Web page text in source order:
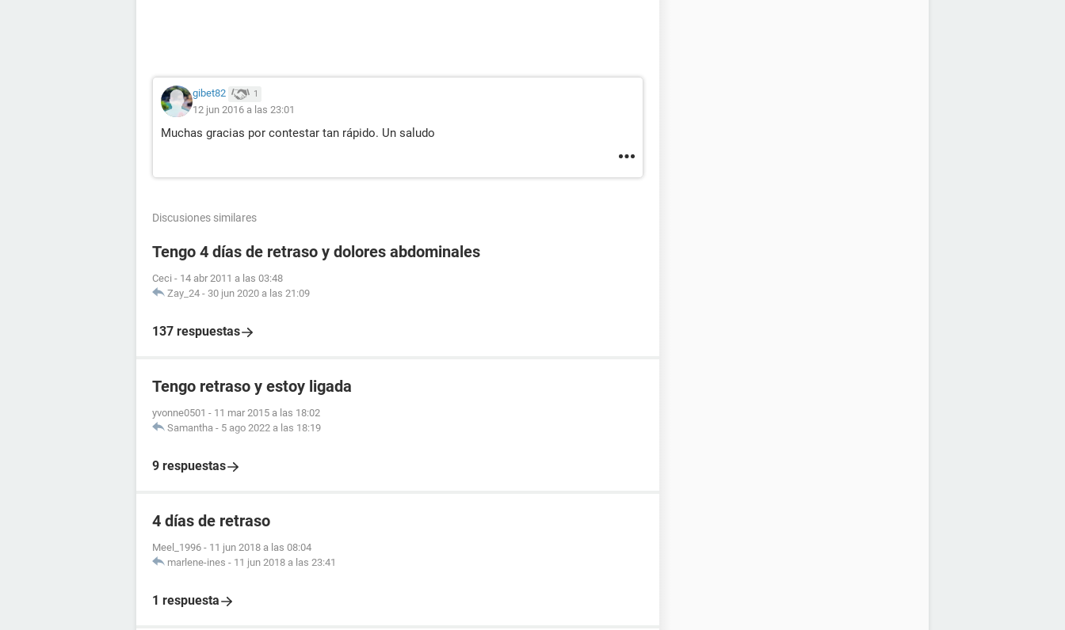
gibet82 1
12 jun 2016 a las 23:01
Muchas gracias por contestar tan rápido. Un saludo
Discusiones similares
Tengo 4 días de retraso y dolores abdominales
Ceci - 14 abr 2011 a las 03:48
Zay_24 - 30 jun 2020 a las 21:09
137 respuestas
Tengo retraso y estoy ligada
yvonne0501 - 11 mar 2015 a las 18:02
Samantha - 5 ago 2022 a las 18:19
9 respuestas
4 días de retraso
Meel_1996 - 11 jun 2018 a las 08:04
marlene-ines - 11 jun 2018 a las 23:41
1 respuesta